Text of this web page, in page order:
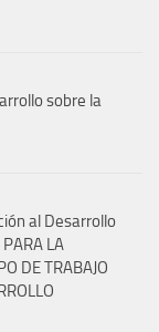
sobre la
al Desarrollo
LA
DE TRABAJO